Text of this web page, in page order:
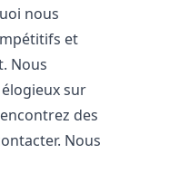
nous
et
Nous
sur
des
Nous